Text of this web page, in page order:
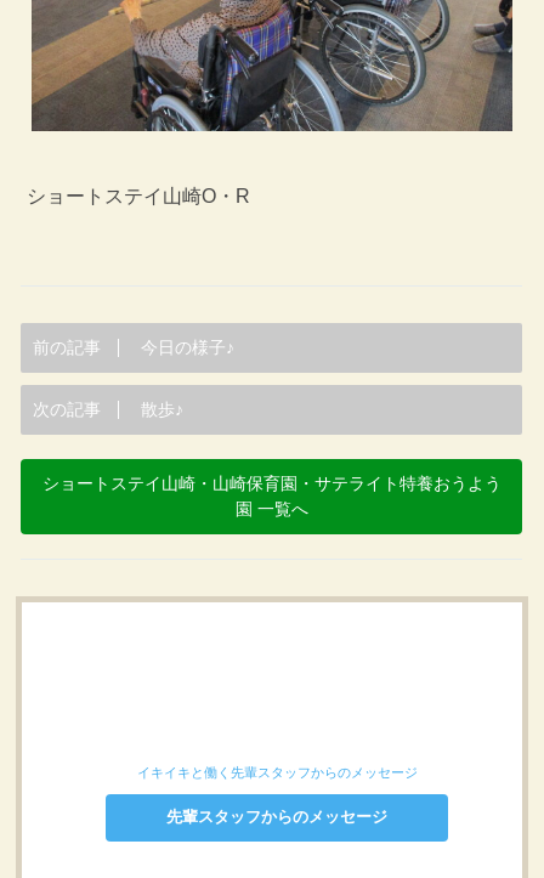
ショートステイ山崎O・R
前の記事 今日の様子♪
次の記事 散歩♪
ショートステイ山崎・山崎保育園・サテライト特養おうよう
園 一覧へ
イキイキと働く先輩スタッフからのメッセージ
先輩スタッフからのメッセージ